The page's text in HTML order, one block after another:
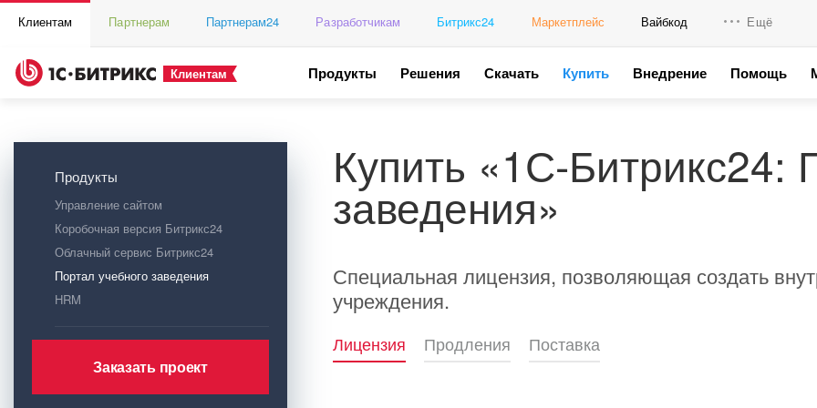
Клиентам Партнерам Партнерам24 Разработчикам Битрикс24 Маркетплейс Вайбкод Ещё
Клиентам Продукты Решения Скачать Купить Внедрение Помощь
Продукты
Управление сайтом
Коробочная версия Битрикс24
Облачный сервис Битрикс24
Портал учебного заведения
HRM
Заказать проект
Купить «1С-Битрикс24:
заведения»
Специальная лицензия, позволяющая создать
учреждения.
Лицензия Продления Поставка